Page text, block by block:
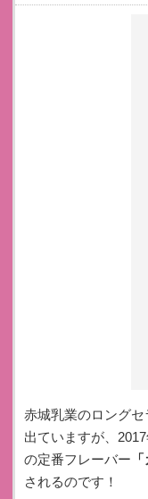
赤城乳業のロングセ
出ていますが、
の定番フレーバー
されるのです！